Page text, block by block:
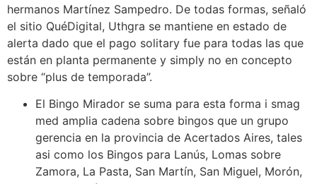
hermanos Martínez Sampedro. De todas formas, señaló
el sitio QuéDigital, Uthgra se mantiene en estado de
alerta dado que el pago solitary fue para todas las que
están en planta permanente y simply no en concepto
sobre “plus de temporada”.
El Bingo Mirador se suma para esta forma i smag
med amplia cadena sobre bingos que un grupo
gerencia en la provincia de Acertados Aires, tales
asi como los Bingos para Lanús, Lomas sobre
Zamora, La Pasta, San Martín, San Miguel, Morón,